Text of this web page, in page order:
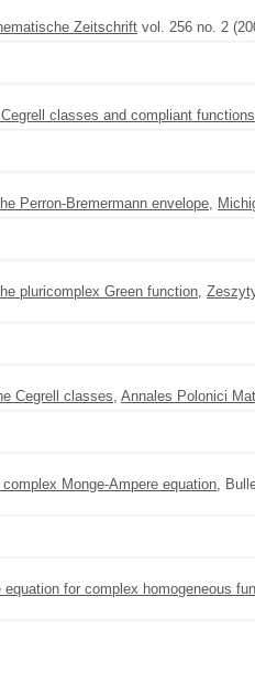
Zeitschrift vol. 256 no. 2
classes and compliant functions
Perron-Bremermann envelope,
pluricomplex Green function,
Cegrell classes, Annales Polonici
Monge-Ampere equation,
for complex homogeneous